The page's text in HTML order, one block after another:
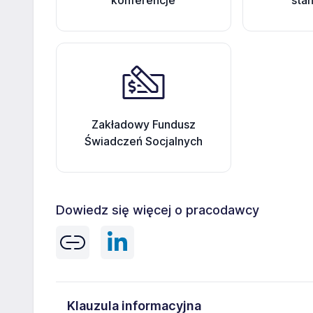
Zakładowy Fundusz
Świadczeń Socjalnych
Dowiedz się więcej o pracodawcy
Klauzula informacyjna